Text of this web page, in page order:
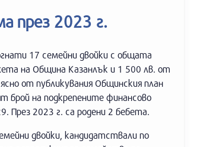
през 2023 г.
17 семейни двойки с общата
на Община Казанлък и 1 500 лв. от
от публикувания Общинския план
брой на подкрепените финансово
През 2023 г. са родени 2 бебета.
двойки, кандидатствали по